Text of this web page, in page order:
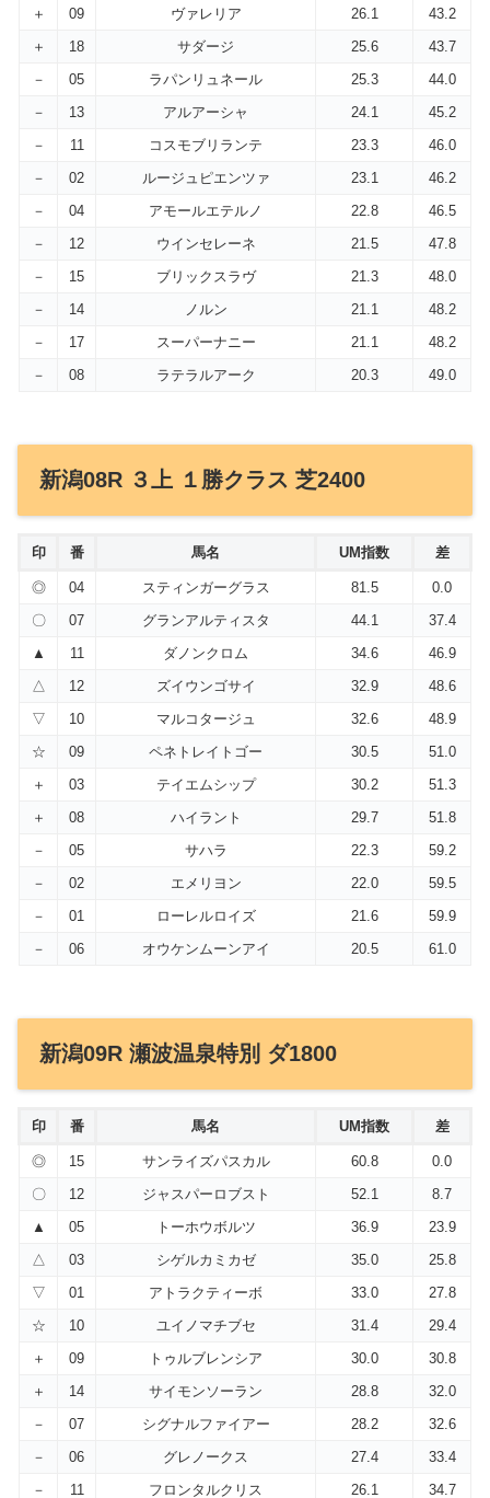
＋
09 ヴァレリア 26.1
43.2
＋
18 サダージ 25.6
43.7
－
05 ラパンリュネール 25.3
44.0
－
13 アルアーシャ 24.1
45.2
－
11 コスモブリランテ 23.3
46.0
－
02 ルージュピエンツァ 23.1
46.2
－
04 アモールエテルノ 22.8
46.5
－
12 ウインセレーネ 21.5
47.8
－
15 ブリックスラヴ 21.3
48.0
－
14 ノルン 21.1
48.2
－
17 スーパーナニー 21.1
48.2
－
08 ラテラルアーク 20.3 49.0
新潟08R ３上 １勝クラス 芝2400
印 番 馬名 UM指数 差
◎ 04 スティンガーグラス 81.5
0.0
〇
07 グランアルティスタ 44.1
37.4
▲
11 ダノンクロム 34.6
46.9
△
12 ズイウンゴサイ 32.9
48.6
▽
10 マルコタージュ 32.6
48.9
☆
09 ペネトレイトゴー 30.5
51.0
＋
03 テイエムシップ 30.2
51.3
＋
08 ハイラント 29.7
51.8
－
05 サハラ 22.3
59.2
－
02 エメリヨン 22.0
59.5
－
01 ローレルロイズ 21.6
59.9
－
06 オウケンムーンアイ 20.5 61.0
新潟09R 瀬波温泉特別 ダ1800
印 番 馬名 UM指数 差
◎ 15 サンライズパスカル 60.8
0.0
〇
12 ジャスパーロブスト 52.1
8.7
▲
05 トーホウボルツ 36.9
23.9
△
03 シゲルカミカゼ 35.0
25.8
▽
01 アトラクティーボ 33.0
27.8
☆
10 ユイノマチブセ 31.4
29.4
＋
09 トゥルブレンシア 30.0
30.8
＋
14 サイモンソーラン 28.8
32.0
－
07 シグナルファイアー 28.2
32.6
－
06 グレノークス 27.4
33.4
－
11 フロンタルクリス 26.1 34.7